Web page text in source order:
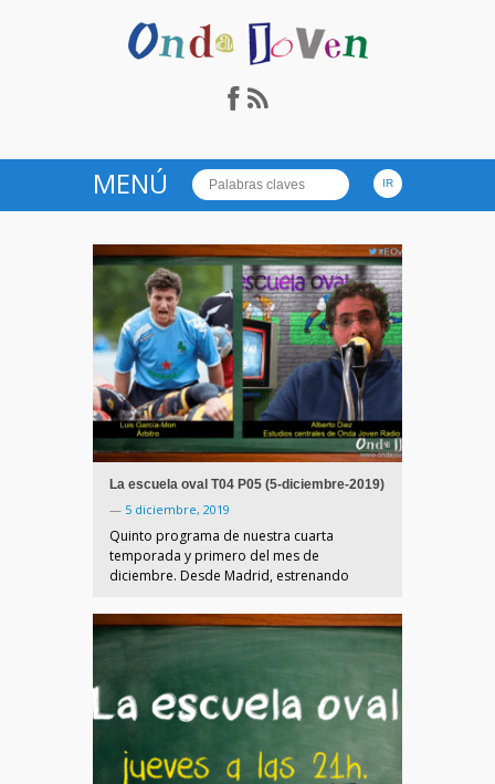
Onda Joven Radio.es
MENÚ
La escuela oval T04 P05 (5-diciembre-2019)
— 5 diciembre, 2019
Quinto programa de nuestra cuarta
temporada y primero del mes de
diciembre. Desde Madrid, estrenando